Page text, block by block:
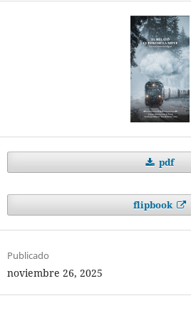
pdf
flipbook
Publicado
noviembre 26, 2025